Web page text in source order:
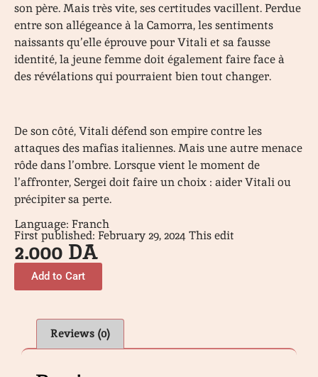
son père. Mais très vite, ses certitudes vacillent. Perdue
entre son allégeance à la Camorra, les sentiments
naissants qu’elle éprouve pour Vitali et sa fausse
identité, la jeune femme doit également faire face à
des révélations qui pourraient bien tout changer.
De son côté, Vitali défend son empire contre les
attaques des mafias italiennes. Mais une autre menace
rôde dans l’ombre. Lorsque vient le moment de
l’affronter, Sergei doit faire un choix : aider Vitali ou
précipiter sa perte.
Language: Franch
First published: February 29, 2024 This edit
2.000 DA
Add to Cart
Reviews (0)